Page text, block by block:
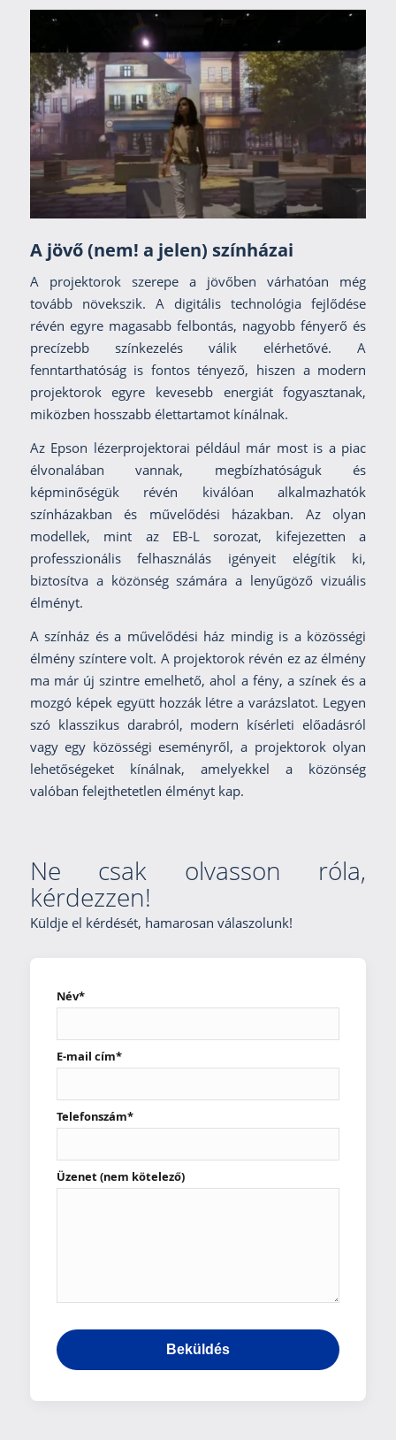
A jövő (nem! a jelen) színházai
A projektorok szerepe a jövőben várhatóan még
tovább növekszik. A digitális technológia fejlődése
révén egyre magasabb felbontás, nagyobb fényerő és
precízebb színkezelés válik elérhetővé. A
fenntarthatóság is fontos tényező, hiszen a modern
projektorok egyre kevesebb energiát fogyasztanak,
miközben hosszabb élettartamot kínálnak.
Az Epson lézerprojektorai például már most is a piac
élvonalában vannak, megbízhatóságuk és
képminőségük révén kiválóan alkalmazhatók
színházakban és művelődési házakban. Az olyan
modellek, mint az EB-L sorozat, kifejezetten a
professzionális felhasználás igényeit elégítik ki,
biztosítva a közönség számára a lenyűgöző vizuális
élményt.
A színház és a művelődési ház mindig is a közösségi
élmény színtere volt. A projektorok révén ez az élmény
ma már új szintre emelhető, ahol a fény, a színek és a
mozgó képek együtt hozzák létre a varázslatot. Legyen
szó klasszikus darabról, modern kísérleti előadásról
vagy egy közösségi eseményről, a projektorok olyan
lehetőségeket kínálnak, amelyekkel a közönség
valóban felejthetetlen élményt kap.
Ne csak olvasson róla,
kérdezzen!
Küldje el kérdését, hamarosan válaszolunk!
Név*
E-mail cím*
Telefonszám*
Üzenet (nem kötelező)